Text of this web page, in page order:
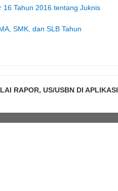
Tahun 2016 tentang Juknis
SMK, dan SLB Tahun
RAPOR, US/USBN DI APLIKASI